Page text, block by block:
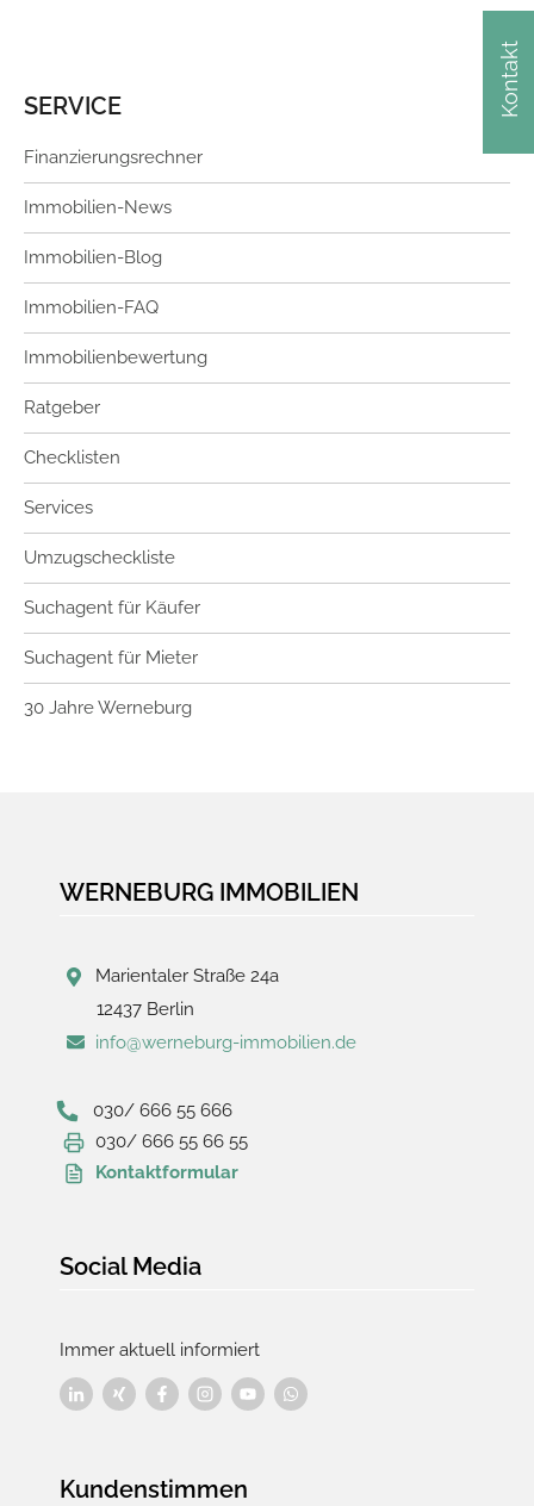
Kontakt
SERVICE
Finanzierungsrechner
Immobilien-News
Immobilien-Blog
Immobilien-FAQ
Immobilienbewertung
Ratgeber
Checklisten
Services
Umzugscheckliste
Suchagent für Käufer
Suchagent für Mieter
30 Jahre Werneburg
WERNEBURG IMMOBILIEN
Marientaler Straße 24a
12437 Berlin
info@werneburg-immobilien.de
030/ 666 55 666
030/ 666 55 66 55
Kontaktformular
Social Media
Immer aktuell informiert
Kundenstimmen